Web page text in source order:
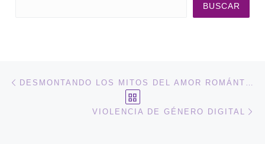
BUSCAR
Navegación de entradas
Entrada anterior
VIOLENCIA DE GÉNERO DIGITAL